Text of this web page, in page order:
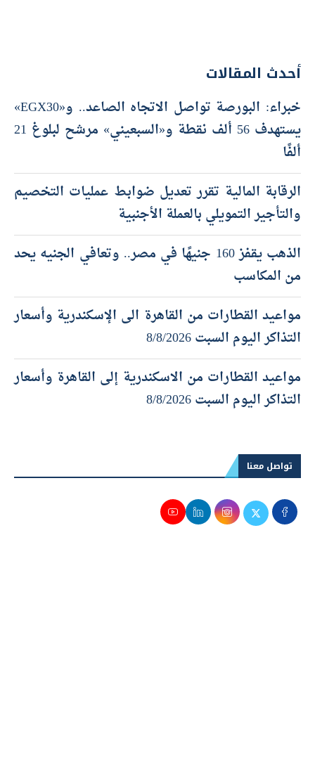
أحدث المقالات
خبراء: البورصة تواصل الاتجاه الصاعد.. و«EGX30»
يستهدف 56 ألف نقطة و«السبعيني» مرشح لبلوغ 21
ألفًا
الرقابة المالية تقرر تعديل ضوابط عمليات التخصيم
والتأجير التمويلي بالعملة الأجنبية
الذهب يقفز 160 جنيهًا في مصر.. وتعافي الجنيه يحد
من المكاسب
مواعيد القطارات من القاهرة الى الإسكندرية وأسعار
التذاكر اليوم السبت 8/8/2026
مواعيد القطارات من الاسكندرية إلى القاهرة وأسعار
التذاكر اليوم السبت 8/8/2026
تواصل معنا